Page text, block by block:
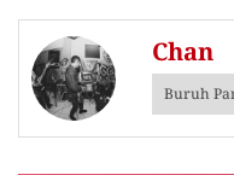
Chan
Buruh